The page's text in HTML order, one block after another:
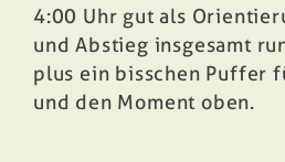
4:00 Uhr gut als
und Abstieg insgesamt
plus ein bisschen Puffer
und den Moment oben.